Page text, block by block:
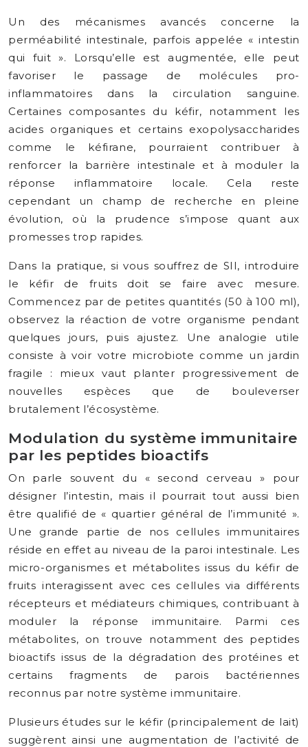
Un des mécanismes avancés concerne la
perméabilité intestinale, parfois appelée « intestin
qui fuit ». Lorsqu’elle est augmentée, elle peut
favoriser le passage de molécules pro-
inflammatoires dans la circulation sanguine.
Certaines composantes du kéfir, notamment les
acides organiques et certains exopolysaccharides
comme le kéfirane, pourraient contribuer à
renforcer la barrière intestinale et à moduler la
réponse inflammatoire locale. Cela reste
cependant un champ de recherche en pleine
évolution, où la prudence s’impose quant aux
promesses trop rapides.
Dans la pratique, si vous souffrez de SII, introduire
le kéfir de fruits doit se faire avec mesure.
Commencez par de petites quantités (50 à 100 ml),
observez la réaction de votre organisme pendant
quelques jours, puis ajustez. Une analogie utile
consiste à voir votre microbiote comme un jardin
fragile : mieux vaut planter progressivement de
nouvelles espèces que de bouleverser
brutalement l’écosystème.
Modulation du système immunitaire
par les peptides bioactifs
On parle souvent du « second cerveau » pour
désigner l’intestin, mais il pourrait tout aussi bien
être qualifié de « quartier général de l’immunité ».
Une grande partie de nos cellules immunitaires
réside en effet au niveau de la paroi intestinale. Les
micro-organismes et métabolites issus du kéfir de
fruits interagissent avec ces cellules via différents
récepteurs et médiateurs chimiques, contribuant à
moduler la réponse immunitaire. Parmi ces
métabolites, on trouve notamment des peptides
bioactifs issus de la dégradation des protéines et
certains fragments de parois bactériennes
reconnus par notre système immunitaire.
Plusieurs études sur le kéfir (principalement de lait)
suggèrent ainsi une augmentation de l’activité de